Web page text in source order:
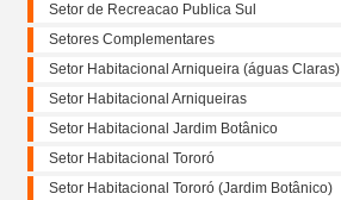
Setor de Recreacao Publica Sul
Setores Complementares
Setor Habitacional Arniqueira (águas Claras)
Setor Habitacional Arniqueiras
Setor Habitacional Jardim Botânico
Setor Habitacional Tororó
Setor Habitacional Tororó (Jardim Botânico)